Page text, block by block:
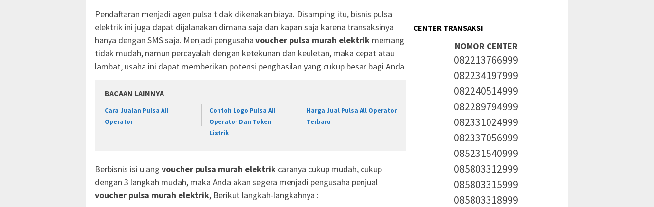
Pendaftaran menjadi agen pulsa tidak dikenakan biaya. Disamping itu, bisnis pulsa
elektrik ini juga dapat dijalanakan dimana saja dan kapan saja karena transaksinya
hanya dengan SMS saja. Menjadi pengusaha voucher pulsa murah elektrik memang
tidak mudah, namun percayalah dengan ketekunan dan keuletan, maka cepat atau
lambat, usaha ini dapat memberikan potensi penghasilan yang cukup besar bagi Anda.
BACAAN LAINNYA
Cara Jualan Pulsa All
Operator
Contoh Logo Pulsa All
Operator Dan Token
Listrik
Harga Jual Pulsa All Operator
Terbaru
Berbisnis isi ulang voucher pulsa murah elektrik caranya cukup mudah, cukup
dengan 3 langkah mudah, maka Anda akan segera menjadi pengusaha penjual
voucher pulsa murah elektrik, Berikut langkah-langkahnya :
CENTER TRANSAKSI
NOMOR CENTER
082213766999
082234197999
082240514999
082289794999
082331024999
082337056999
085231540999
085803312999
085803315999
085803318999